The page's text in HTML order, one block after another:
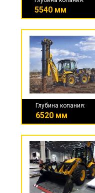
5540 мм
Глубина копания:
6520 мм